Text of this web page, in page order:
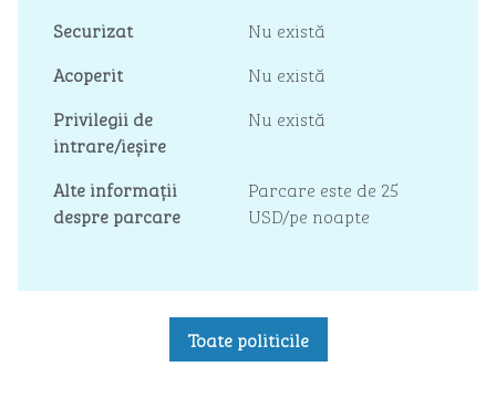
Securizat
Nu există
Acoperit
Nu există
Privilegii de
intrare/ieșire
Nu există
Alte informații
despre parcare
Parcare este de 25
USD/pe noapte
Toate politicile